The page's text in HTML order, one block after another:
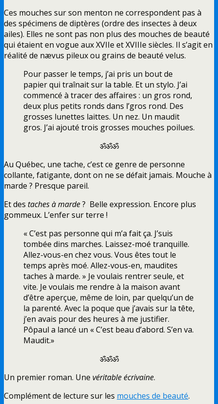
Ces mouches sur son menton ne correspondent pas à
des spécimens de diptères (ordre des insectes à deux
ailes). Elles ne sont pas non plus des mouches de beauté
qui étaient en vogue aux XVIIe et XVIIIe siècles. Il s’agit en
réalité de nævus pileux ou grains de beauté velus.
Pour passer le temps, j’ai pris un bout de
papier qui traînait sur la table. Et un stylo. J’ai
commencé à tracer des affaires : un gros rond,
deux plus petits ronds dans l’gros rond. Des
grosses lunettes laittes. Un nez. Un maudit
gros. J’ai ajouté trois grosses mouches poilues.
ॐॐॐ
Au Québec, une tache, c’est ce genre de personne
collante, fatigante, dont on ne se défait jamais. Mouche à
marde ? Presque pareil.
Et des taches à marde? Belle expression. Encore plus
gommeux. L’enfer sur terre !
« C’est pas personne qui m’a fait ça. J’suis
tombée dins marches. Laissez-moé tranquille.
Allez-vous-en chez vous. Vous êtes tout le
temps après moé. Allez-vous-en, maudites
taches à marde. » Je voulais rentrer seule, et
vite. Je voulais me rendre à la maison avant
d’être aperçue, même de loin, par quelqu’un de
la parenté. Avec la poque que j’avais sur la tête,
j’en avais pour des heures à me justifier.
Pôpaul a lancé un « C’est beau d’abord. S’en va.
Maudit.»
ॐॐॐ
Un premier roman. Une véritable écrivaine.
Complément de lecture sur les mouches de beauté.